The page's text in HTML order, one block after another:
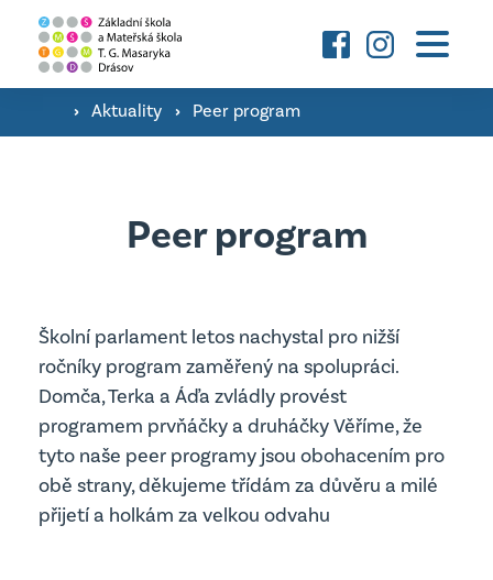
Základní škola
O škole a fotografie ›
Úřední deska
Důležité dokumenty
Projekty
Mateřská škola
Důležité dokumenty
Projekty MŠ
Aktuality
vyhledávání
Edookit
› Aktuality › Peer program
Peer program
Školní parlament letos nachystal pro nižší
ročníky program zaměřený na spolupráci.
Domča, Terka a Áďa zvládly provést
programem prvňáčky a druháčky Věříme, že
tyto naše peer programy jsou obohacením pro
obě strany, děkujeme třídám za důvěru a milé
přijetí a holkám za velkou odvahu